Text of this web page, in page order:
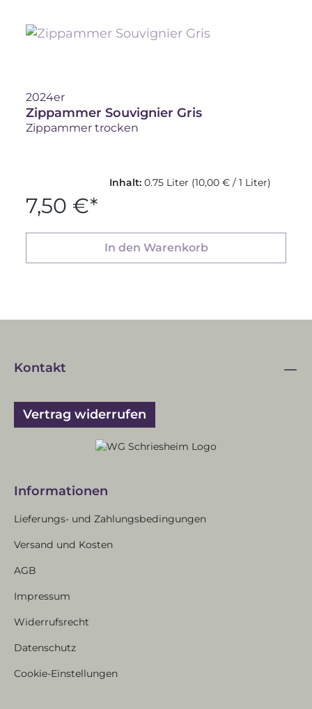
2024er
Zippammer Souvignier Gris
Zippammer trocken
Inhalt: 0.75 Liter (10,00 € / 1 Liter)
7,50 €*
In den Warenkorb
Kontakt
Vertrag widerrufen
Informationen
Lieferungs- und Zahlungsbedingungen
Versand und Kosten
AGB
Impressum
Widerrufsrecht
Datenschutz
Cookie-Einstellungen